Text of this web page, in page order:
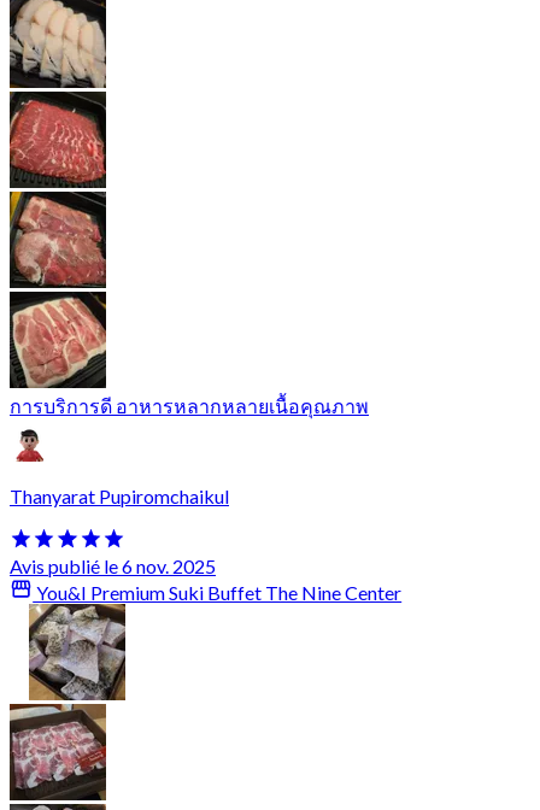
การบริการดี อาหารหลากหลายเนื้อคุณภาพ
Thanyarat Pupiromchaikul
Avis publié le 6 nov. 2025
You&I Premium Suki Buffet The Nine Center